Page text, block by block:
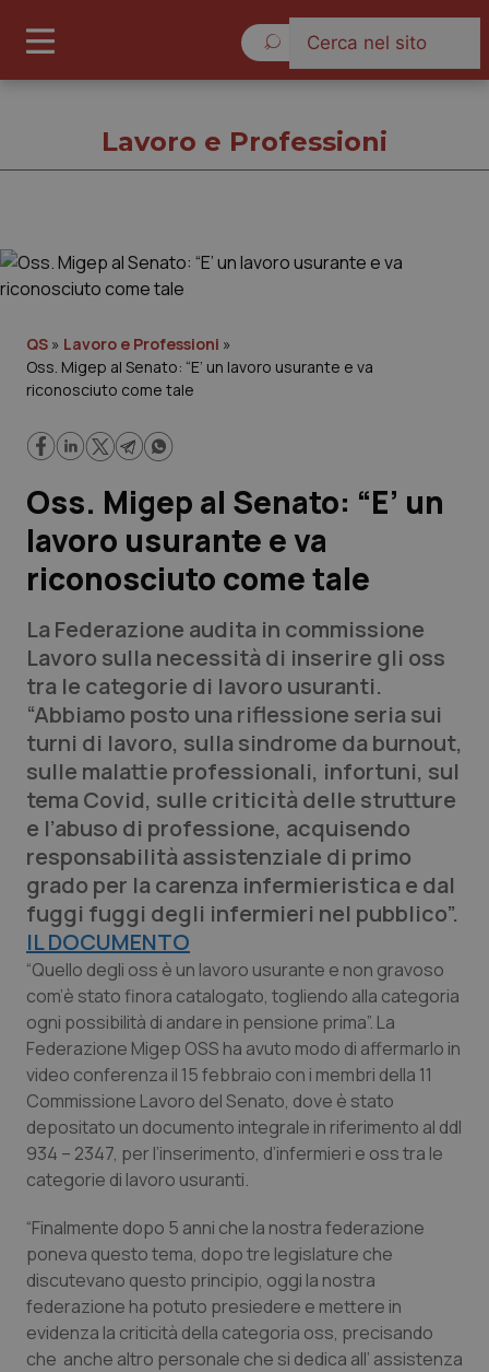
Governo e Parlamento
Regioni e Asl
Lavoro e Professioni
Scienza e Farmaci
Studi e Analisi
Lettere al direttore
Edizioni Regionali
QS Pro
Professionisti Sanitari.AI
Abruzzo
Basilicata
Calabria
Campania
Emilia-Romagna
Friuli Venezia Giulia
Lazio
Liguria
Lombardia
QS Pro Gold
Artrite & artrosi
Asma & BPCO
Car-T
Colesterolo & coronaropatie
Dermatite Atopica
Diabete & glucometri
Disturbi dell’umore
Dolore
QS Club Newsletter
Lavoro e Professioni
QS » Lavoro e Professioni »
Oss. Migep al Senato: “E’ un lavoro usurante e va
riconosciuto come tale
Oss. Migep al Senato: “E’ un
lavoro usurante e va
riconosciuto come tale
La Federazione audita in commissione
Lavoro sulla necessità di inserire gli oss
tra le categorie di lavoro usuranti.
“Abbiamo posto una riflessione seria sui
turni di lavoro, sulla sindrome da burnout,
sulle malattie professionali, infortuni, sul
tema Covid, sulle criticità delle strutture
e l’abuso di professione, acquisendo
responsabilità assistenziale di primo
grado per la carenza infermieristica e dal
fuggi fuggi degli infermieri nel pubblico”.
IL DOCUMENTO
“Quello degli oss è un lavoro usurante e non gravoso
com’è stato finora catalogato, togliendo alla categoria
ogni possibilità di andare in pensione prima”. La
Federazione Migep OSS ha avuto modo di affermarlo in
video conferenza il 15 febbraio con i membri della 11
Commissione Lavoro del Senato, dove è stato
depositato un documento integrale in riferimento al ddl
934 – 2347, per l’inserimento, d’infermieri e oss tra le
categorie di lavoro usuranti.
“Finalmente dopo 5 anni che la nostra federazione
poneva questo tema, dopo tre legislature che
discutevano questo principio, oggi la nostra
federazione ha potuto presiedere e mettere in
evidenza la criticità della categoria oss, precisando
che anche altro personale che si dedica all’ assistenza